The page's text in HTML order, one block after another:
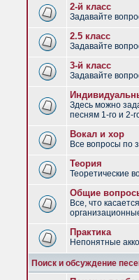
2-й класс
Задавайте
2.5 класс
Задавайте
3-й класс
Задавайте
Здесь можно
песням 1-го и 2-
Вокал и хор
Все вопросы по
Теория
Теоретические
Общие
Все, что
Практика
Непонятные
Поиск и обсуждение